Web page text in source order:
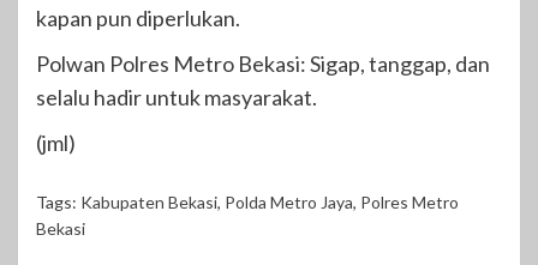
kapan pun diperlukan.
Polwan Polres Metro Bekasi: Sigap, tanggap, dan
selalu hadir untuk masyarakat.
(jml)
Tags: Kabupaten Bekasi, Polda Metro Jaya, Polres Metro
Bekasi